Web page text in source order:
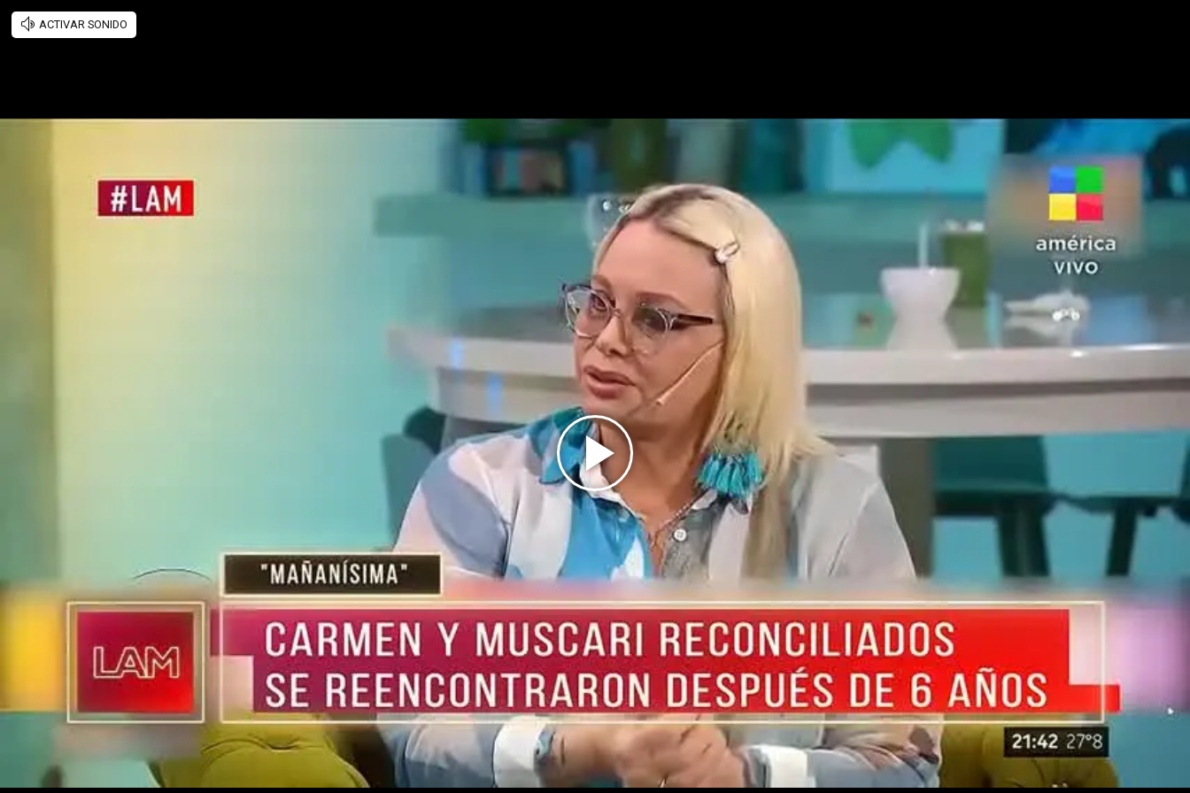
Play
Video
ACTIVAR SONIDO